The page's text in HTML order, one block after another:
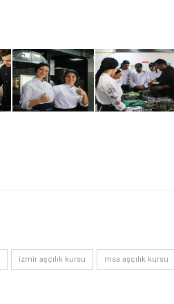
izmir aşçılık kursu msa aşçılık kursu